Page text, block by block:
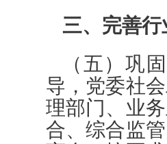
三、完善
（五）巩
导，党委社
理部门、业
合、综合监